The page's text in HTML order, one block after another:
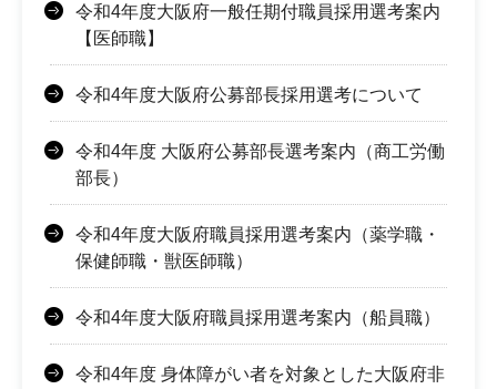
令和4年度大阪府一般任期付職員採用選考案内
【医師職】
令和4年度大阪府公募部長採用選考について
令和4年度 大阪府公募部長選考案内（商工労働
部長）
令和4年度大阪府職員採用選考案内（薬学職・
保健師職・獣医師職）
令和4年度大阪府職員採用選考案内（船員職）
令和4年度 身体障がい者を対象とした大阪府非